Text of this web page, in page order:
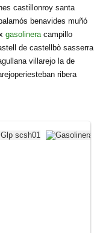
castillonroy santa
benavides muñó
gasolinera campillo
de castellbò sasserra
villarejo la de
ribera